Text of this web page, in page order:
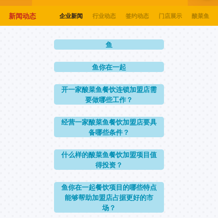
新闻动态 企业新闻 行业动态 签约动态 门店展示 酸菜鱼加
鱼
鱼你在一起
开一家酸菜鱼餐饮连锁加盟店需
要做哪些工作？
经营一家酸菜鱼餐饮加盟店要具
备哪些条件？
什么样的酸菜鱼餐饮加盟项目值
得投资？
鱼你在一起餐饮项目的哪些特点
能够帮助加盟店占据更好的市
场？